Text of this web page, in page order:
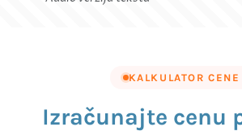
KALKULATOR CENE
Izračunajte cenu